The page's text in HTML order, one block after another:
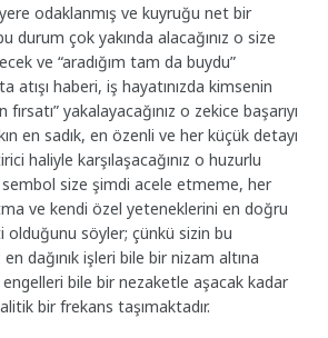
odaklanmış ve kuyruğu net bir
durum çok yakında alacağınız o size
ve “aradığım tam da buydu”
atışı haberi, iş hayatınızda kimsenin
yakalayacağınız o zekice başarıyı
en sadık, en özenli ve her küçük detayı
haliyle karşılaşacağınız o huzurlu
size şimdi acele etmeme, her
ve kendi özel yeteneklerini en doğru
olduğunu söyler; çünkü sizin bu
dağınık işleri bile bir nizam altına
bile bir nezaketle aşacak kadar
bir frekans taşımaktadır.